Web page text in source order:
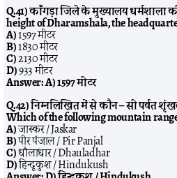
Q.41) काँगड़ा जिले के मुख्यालय धर्मशाला
height of Dharamshala, the
A)1597 मीटर
B)1830 मीटर
C)2130 मीटर
D)933 मीटर
Answer:A) 1597 मीटर
Q.42) निम्नलिखित में से कौन – सी पर्वत
Which of the following mountain
A)जास्कर / Jaskar
B)पीर पंजाल / Pir Panjal
C)धौलाधार / Dhauladhar
D)हिन्दूकुश / Hindukush